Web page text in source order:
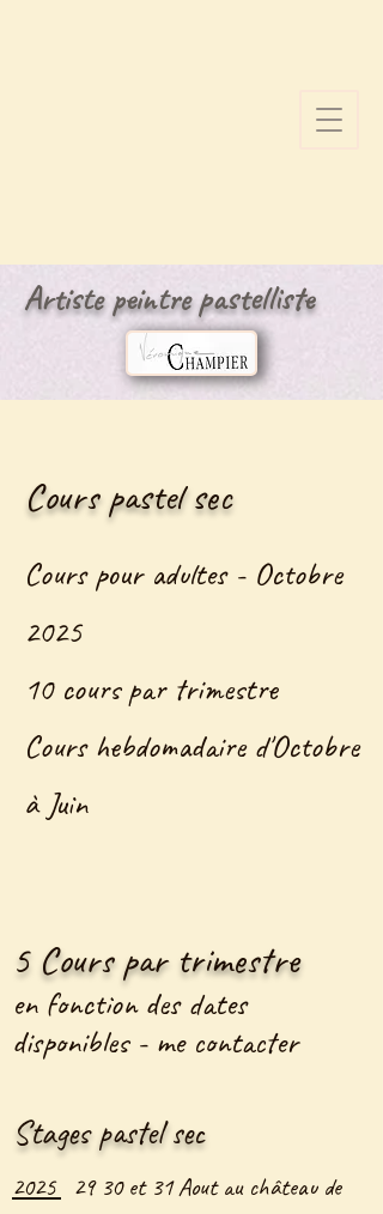
Artiste peintre pastelliste
Cours pastel sec
Cours pour adultes - Octobre
2025
10 cours par trimestre
Cours hebdomadaire d'Octobre
à Juin
5 Cours par trimestre
en fonction des dates
disponibles - me contacter
Stages pastel sec
2025 29 30 et 31 Aout au château de